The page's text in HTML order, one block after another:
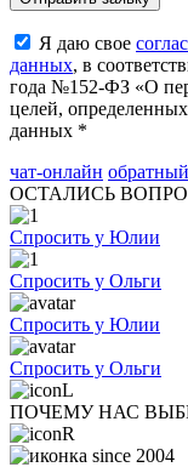
Я даю свое
данных, в
года №152-ФЗ «О
целей,
данных *
чат-онлайн
ОСТАЛИСЬ
Спросить у Юлии
Спросить у Ольги
Спросить у Юлии
Спросить у Ольги
ПОЧЕМУ НАС